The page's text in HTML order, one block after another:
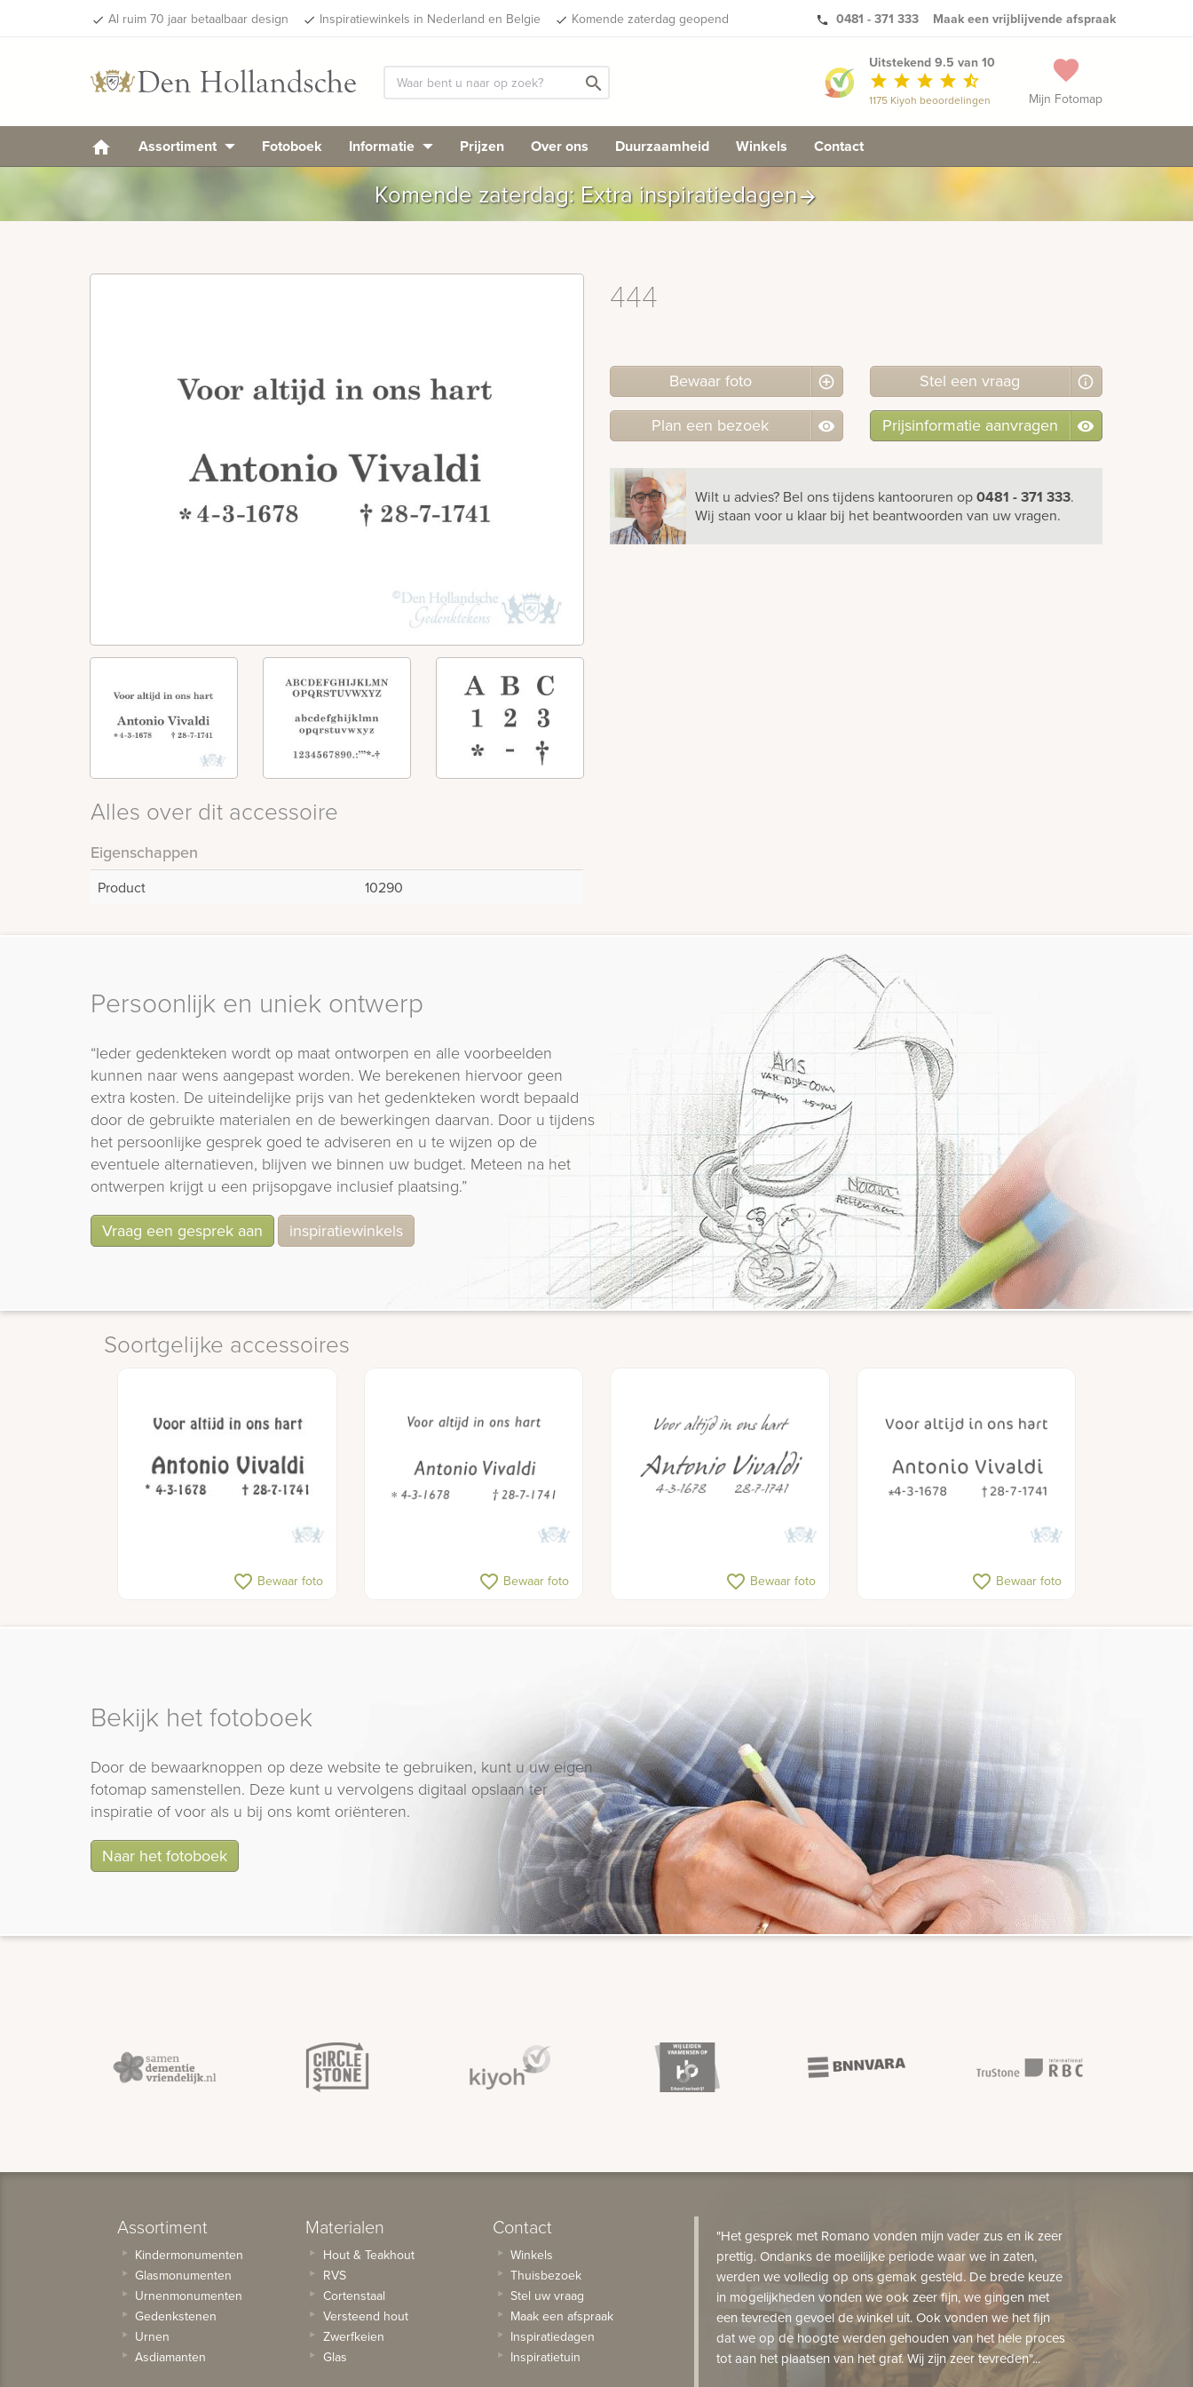
done Al ruim 70 jaar betaalbaar design done Inspiratiewinkels in Nederland en Belgie done Komende zaterdag geopend phone 0481 - 371 333 Maak een vrijblijvende afspraak
search favorite
Mijn Fotomap
Uitstekend 9.5 van 10
star star star star star_half
1175 Kiyoh beoordelingen
Assortiment Fotoboek Informatie Prijzen Over ons Duurzaamheid Winkels Contact
Komende zaterdag: Extra inspiratiedagenarrow_forward
444
Bewaar foto Stel een vraag
Plan een bezoek Prijsinformatie aanvragen
Wilt u advies? Bel onstijdens kantooruren op0481 - 371 333.
Wij staan voor u klaar bij het beantwoorden van uw vragen.
Alles over dit accessoire
Eigenschappen
Product 10290
Persoonlijk en uniek ontwerp
“Ieder gedenkteken wordt op maat ontworpen en alle voorbeelden
kunnen naar wens aangepast worden. We berekenen hiervoor geen
extra kosten. De uiteindelijke prijs van het gedenkteken wordt bepaald
door de gebruikte materialen en de bewerkingen daarvan. Door u tijdens
het persoonlijke gesprek goed te adviseren en u te wijzen op de
eventuele alternatieven, blijven we binnen uw budget. Meteen na het
ontwerpen krijgt u een prijsopgave inclusief plaatsing.”
Vraag een gesprek aan inspiratiewinkels
Soortgelijke accessoires
favorite_border Bewaar foto favorite_border Bewaar foto favorite_border Bewaar foto favorite_border Bewaar foto
Bekijk het fotoboek
Door de bewaarknoppen op deze website te gebruiken, kunt u uw eigen
fotomap samenstellen. Deze kunt u vervolgens digitaal opslaan ter
inspiratie of voor als u bij ons komt oriënteren.
Naar het fotoboek
Assortiment
Kindermonumenten
Glasmonumenten
Urnenmonumenten
Gedenkstenen
Urnen
Asdiamanten
Materialen
Hout & Teakhout
RVS
Cortenstaal
Versteend hout
Zwerfkeien
Glas
Contact
Winkels
Thuisbezoek
Stel uw vraag
Maak een afspraak
Inspiratiedagen
Inspiratietuin
"Het gesprek met Romano vonden mijn vader zus en ik zeer
prettig. Ondanks de moeilijke periode waar we in zaten,
werden we volledig op ons gemak gesteld. De brede keuze
in mogelijkheden vonden we ook zeer fijn, we gingen met
een tevreden gevoel de winkel uit. Ook vonden we het fijn
dat we op de hoogte werden gehouden van het hele proces
tot aan het plaatsen van het graf. Wij zijn zeer tevreden"...